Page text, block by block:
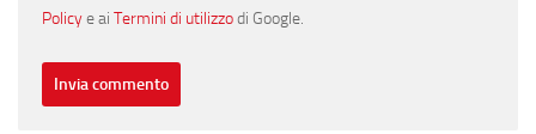
Policye ai Termini di utilizzodi Google.